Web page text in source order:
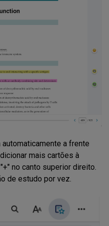
a frente
mais cartões à
no canto superior direito.
de estudo por vez.